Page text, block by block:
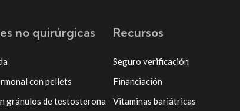
no quirúrgicas
con pellets
gránulos de testosterona
Recursos
Seguro verificación
Financiación
Vitaminas bariátricas